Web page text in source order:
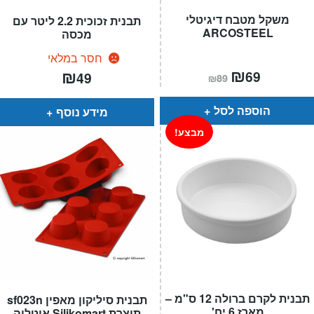
תבנית זכוכית 2.2 ליטר עם
מכסה
חסר במלאי
₪49
מידע נוסף
משקל מטבח דיגיטלי
ARCOSTEEL
₪89 המחיר
המקורי
היה:
₪89.
₪69
הוא:
הוספה לסל
תבנית סיליקון מאפין sf023n
תבנית לקרם ברולה 12 ס"מ –
מבצע!